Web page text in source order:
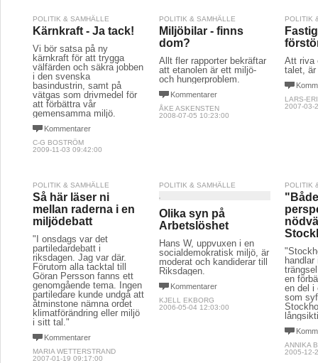
POLITIK & SAMHÄLLE
Kärnkraft - Ja tack!
Vi bör satsa på ny
kärnkraft för att trygga
välfärden och säkra jobben
i den svenska
basindustrin, samt på
vätgas som drivmedel för
att förbättra vår
gemensamma miljö.
Kommentarer
C-G BOSTRÖM
2009-11-03 09:42:00
POLITIK & SAMHÄLLE
Miljöbilar - finns
dom?
Allt fler rapporter bekräftar
att etanolen är ett miljö-
och hungerproblem.
Kommentarer
ÅKE ASKENSTEN
2008-07-05 10:23:00
POLITIK
Att riva
talet, är
LARS-
2007-03-
POLITIK & SAMHÄLLE
Så här läser ni
mellan raderna i en
miljödebatt
"I onsdags var det
partiledardebatt i
riksdagen. Jag var där.
Förutom alla tacktal till
Göran Persson fanns ett
genomgående tema. Ingen
partiledare kunde undgå att
åtminstone nämna ordet
klimatförändring eller miljö
i sitt tal."
Kommentarer
MARIA WETTERSTRAND
2007-01-19 09:17:00
POLITIK & SAMHÄLLE
Olika syn på
Arbetslöshet
Hans W, uppvuxen i en
socialdemokratisk miljö, är
moderat och kandiderar till
Riksdagen.
Kommentarer
KJELL EKBORG
2006-05-04 12:03:00
POLITIK
en
en del i
som
ANNIKA
2005-12-